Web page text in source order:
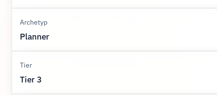
Archetyp
Planner
Tier
Tier 3